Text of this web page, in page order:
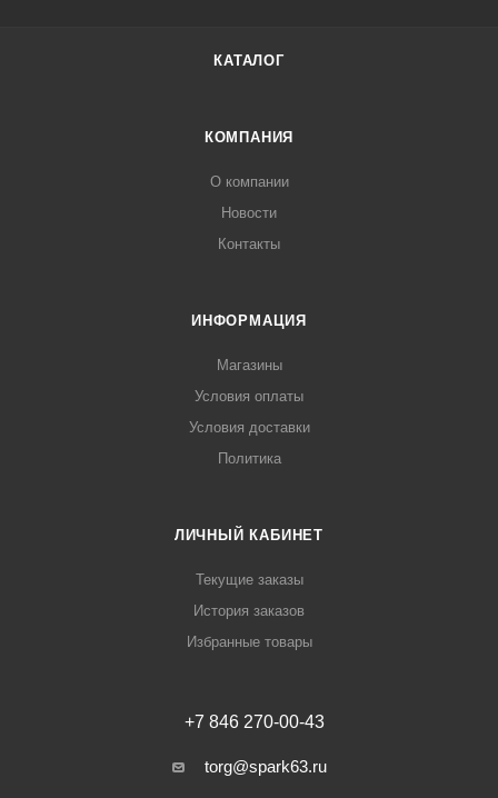
КАТАЛОГ
КОМПАНИЯ
О компании
Новости
Контакты
ИНФОРМАЦИЯ
Магазины
Условия оплаты
Условия доставки
Политика
ЛИЧНЫЙ КАБИНЕТ
Текущие заказы
История заказов
Избранные товары
+7 846 270-00-43
torg@spark63.ru